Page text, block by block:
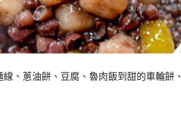
、蔥油餅、豆腐、魯肉飯到甜的車輪餅、